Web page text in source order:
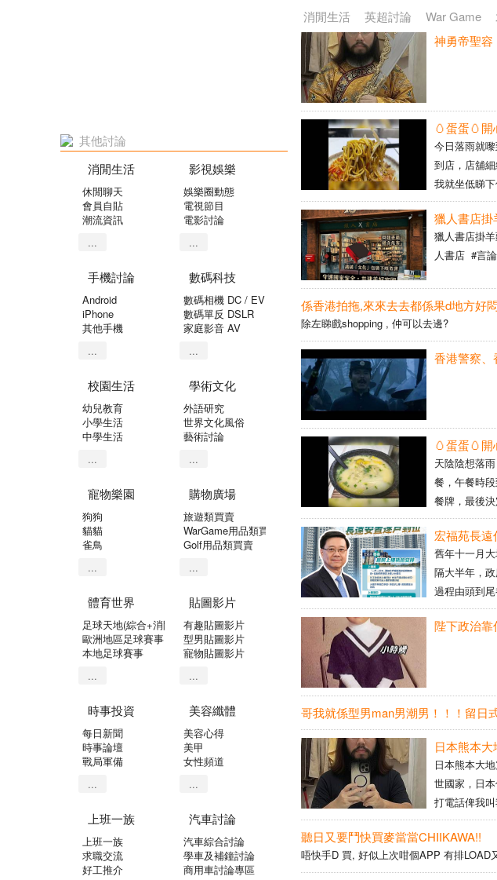
其他討論
消閒生活
休閒聊天
會員自貼
潮流資訊
...
影視娛樂
娛樂圈動態
電視節目
電影討論
...
手機討論
Android
iPhone
其他手機
...
數碼科技
數碼相機 DC / EVIL
數碼單反 DSLR
家庭影音 AV
...
校園生活
幼兒教育
小學生活
中學生活
...
學術文化
外語研究
世界文化風俗
藝術討論
...
寵物樂園
狗狗
貓貓
雀鳥
...
購物廣場
旅遊類買賣
WarGame用品類買賣
Golf用品類買賣
...
體育世界
足球天地(綜合+消閒)
歐洲地區足球賽事
本地足球賽事
...
貼圖影片
有趣貼圖影片
型男貼圖影片
寵物貼圖影片
...
時事投資
每日新聞
時事論壇
戰局軍備
...
美容纖體
美容心得
美甲
女性頻道
...
上班一族
上班一族
求職交流
好工推介
汽車討論
汽車綜合討論
學車及補鐘討論
商用車討論專區
史｜SD高達 ONLINE 經典回
顧
經典回
消閒生活 英超討論 War Game
今日落雨就
到店，店舖
我就坐低睇
員姐姐話要
麵既份量好
食，小籠包
口味。
獵人書店掛
獵人書店掛
人書店 #言
係香港拍拖,來來去去都係果d地方好
除左睇戲shopping , 仲可以去邊?
天陰陰想落
餐，午餐時
餐牌，最後
有得食，個
底，撈飯食
都幾好味既，間唔中
环境：
舊年十一月
隔大半年，
過程由頭到
福苑已有九
經同769戶簽
日本熊本大
世國家，日
打電話俾我
聽日又要鬥快買麥當當CHIIKAWA!!
唔快手D 買, 好似上次咁個APP 有排LOAD